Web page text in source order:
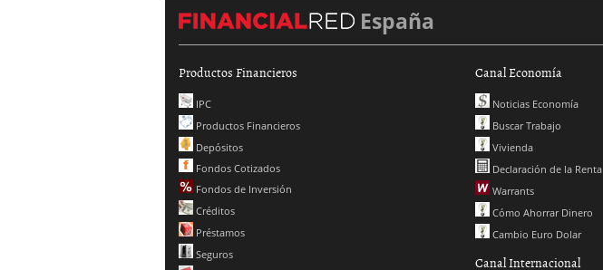
España
Productos Financieros
IPC
Productos Financieros
Depósitos
Fondos Cotizados
Fondos de Inversión
Créditos
Préstamos
Seguros
Canal Economía
Noticias Economía
Buscar Trabajo
Vivienda
Declaración de la Renta
Warrants
Cómo Ahorrar Dinero
Cambio Euro Dolar
Canal Internacional